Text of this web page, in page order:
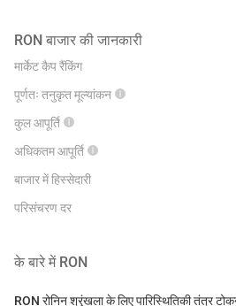
RON बाजार की जानकारी
मार्केट कैप रैंकिंग
पूर्णतः तनुकृत मूल्यांकन
कुल आपूर्ति
अधिकतम आपूर्ति
बाजार में हिस्सेदारी
परिसंचरण दर
के बारे में RON
RON रोनिन श्रृंखला के लिए पारिस्थितिकी तंत्र